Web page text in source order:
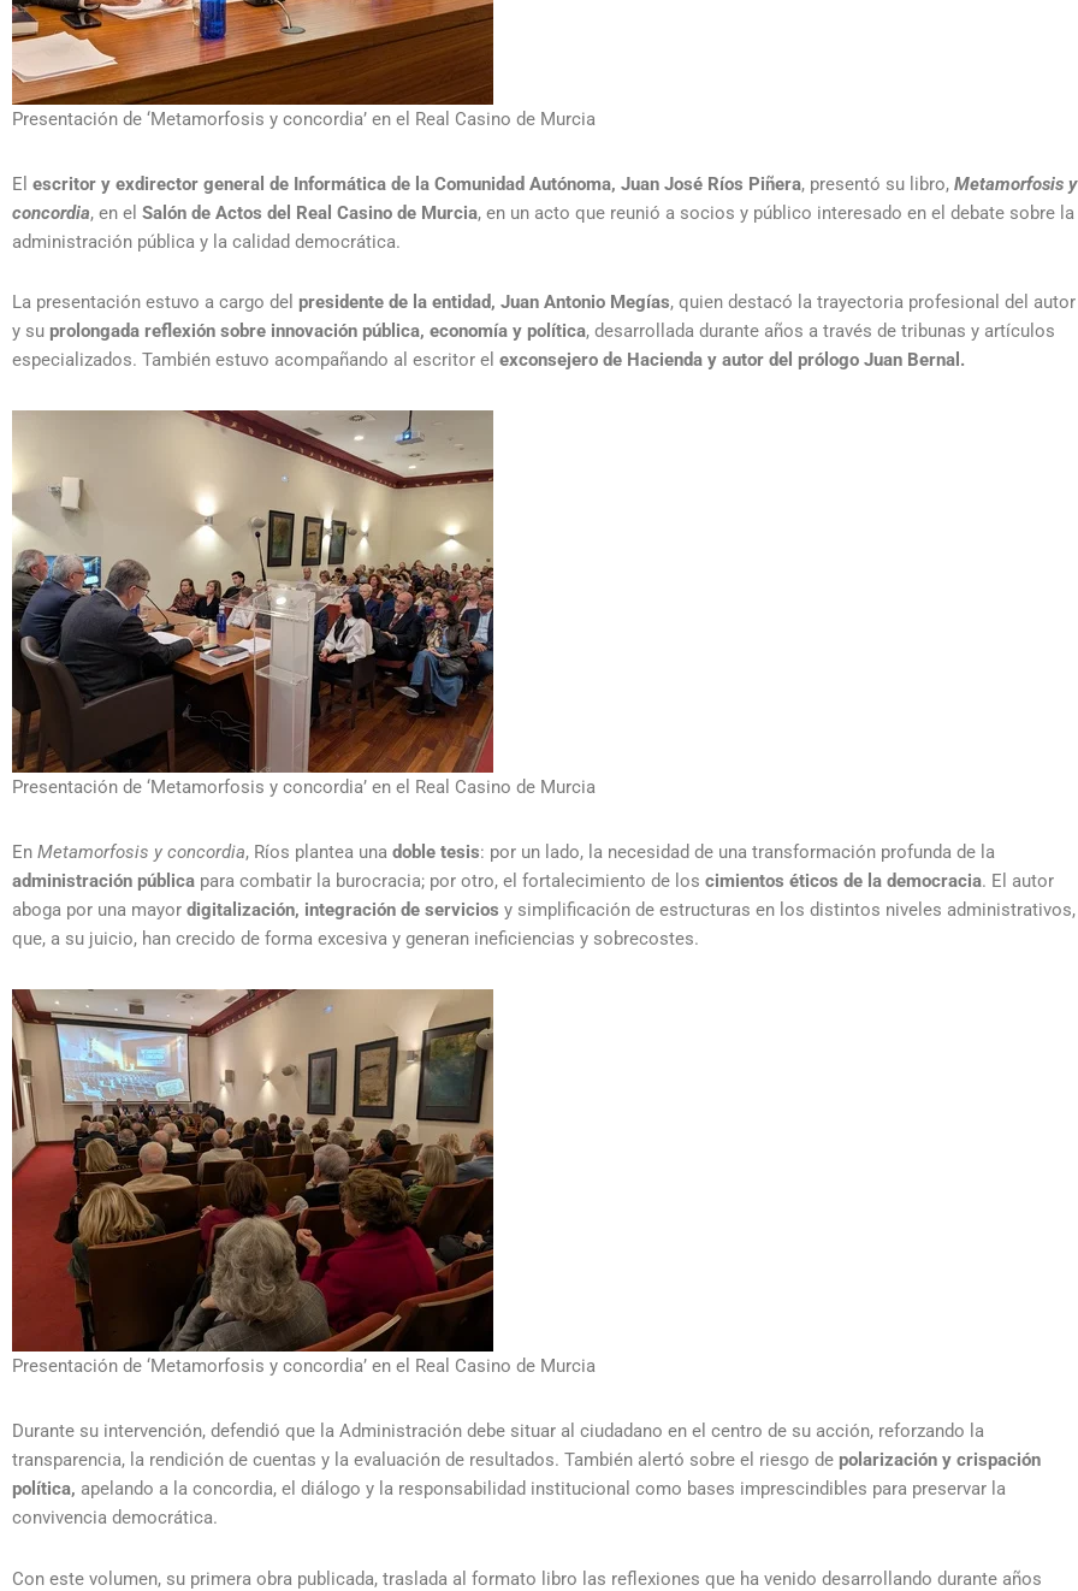
Presentación de ‘Metamorfosis y concordia’ en el Real Casino de Murcia
El escritor y exdirector general de Informática de la Comunidad Autónoma, Juan José Ríos Piñera, presentó su libro, Metamorfosis y
concordia, en el Salón de Actos del Real Casino de Murcia, en un acto que reunió a socios y público interesado en el debate sobre la
administración pública y la calidad democrática.
La presentación estuvo a cargo del presidente de la entidad, Juan Antonio Megías, quien destacó la trayectoria profesional del autor
y su prolongada reflexión sobre innovación pública, economía y política, desarrollada durante años a través de tribunas y artículos
especializados. También estuvo acompañando al escritor el exconsejero de Hacienda y autor del prólogo Juan Bernal.
Presentación de ‘Metamorfosis y concordia’ en el Real Casino de Murcia
En Metamorfosis y concordia, Ríos plantea una doble tesis: por un lado, la necesidad de una transformación profunda de la
administración pública para combatir la burocracia; por otro, el fortalecimiento de los cimientos éticos de la democracia. El autor
aboga por una mayor digitalización, integración de servicios y simplificación de estructuras en los distintos niveles administrativos,
que, a su juicio, han crecido de forma excesiva y generan ineficiencias y sobrecostes.
Presentación de ‘Metamorfosis y concordia’ en el Real Casino de Murcia
Durante su intervención, defendió que la Administración debe situar al ciudadano en el centro de su acción, reforzando la
transparencia, la rendición de cuentas y la evaluación de resultados. También alertó sobre el riesgo de polarización y crispación
política, apelando a la concordia, el diálogo y la responsabilidad institucional como bases imprescindibles para preservar la
convivencia democrática.
Con este volumen, su primera obra publicada, traslada al formato libro las reflexiones que ha venido desarrollando durante años